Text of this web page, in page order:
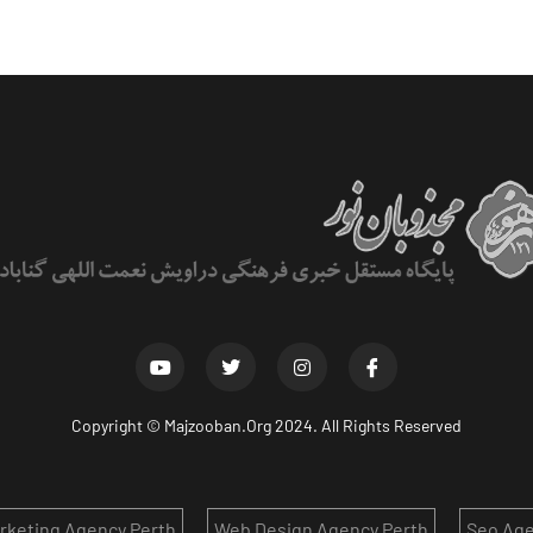
Copyright © Majzooban.Org2024. All Rights Reserved